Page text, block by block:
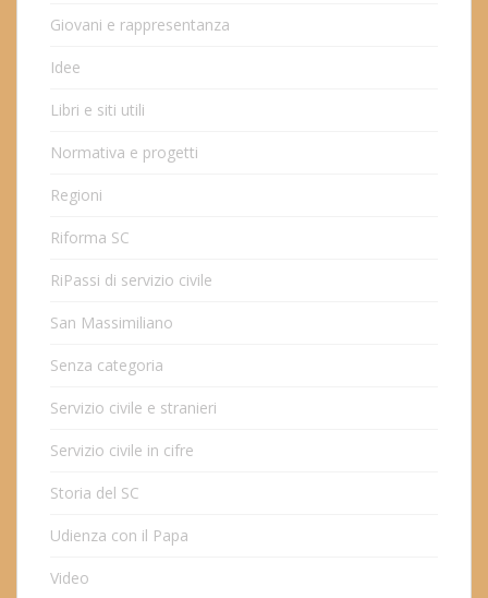
Giovani e rappresentanza
Idee
Libri e siti utili
Normativa e progetti
Regioni
Riforma SC
RiPassi di servizio civile
San Massimiliano
Senza categoria
Servizio civile e stranieri
Servizio civile in cifre
Storia del SC
Udienza con il Papa
Video